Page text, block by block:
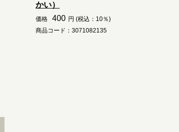
かい）
価格 400 円 (税込：10％)
商品コード：3071082135